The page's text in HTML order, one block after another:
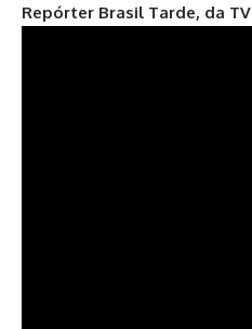
Repórter Brasil Tarde, da